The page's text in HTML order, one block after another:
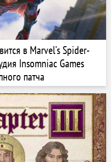
в Marvel’s Spider-
Insomniac Games
патча